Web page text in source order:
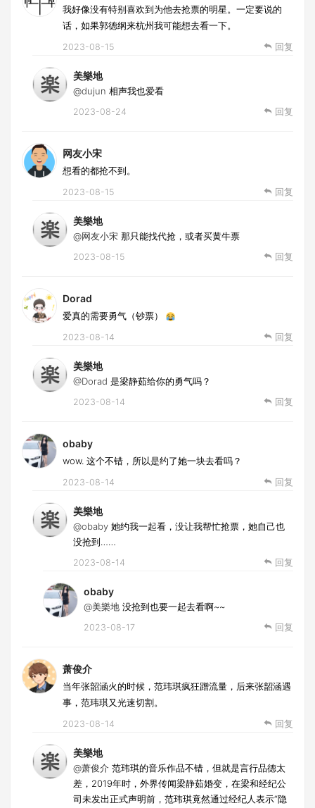
我好像没有特别喜欢到为他去抢票的明星。一定要说的
话，如果郭德纲来杭州我可能想去看一下。
2023-08-15 回复
美樂地
@dujun 相声我也爱看
2023-08-24 回复
网友小宋
想看的都抢不到。
2023-08-15 回复
美樂地
@网友小宋 那只能找代抢，或者买黄牛票
2023-08-15 回复
Dorad
爱真的需要勇气（钞票）
2023-08-14 回复
美樂地
@Dorad 是梁静茹给你的勇气吗？
2023-08-14 回复
obaby
wow. 这个不错，所以是约了她一块去看吗？
2023-08-14 回复
美樂地
@obaby 她约我一起看，没让我帮忙抢票，她自己也
没抢到……
2023-08-14 回复
obaby
@美樂地 没抢到也要一起去看啊~~
2023-08-17 回复
萧俊介
当年张韶涵火的时候，范玮琪疯狂蹭流量，后来张韶涵遇
事，范玮琪又光速切割。
2023-08-14 回复
美樂地
@萧俊介 范玮琪的音乐作品不错，但就是言行品德太
差，2019年时，外界传闻梁静茹婚变，在梁和经纪公
司未发出正式声明前，范玮琪竟然通过经纪人表示“隐